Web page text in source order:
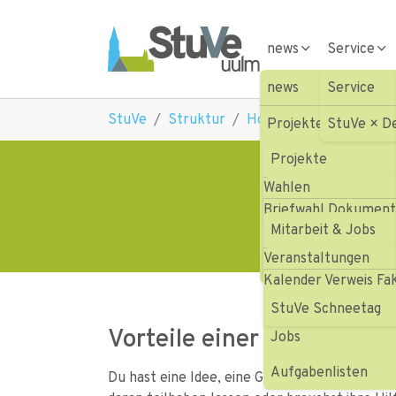
news
news
Projekte
Projekte
Aktionen HOFV III
Aktionen HOFV III
Vergangene
Wahlen
Wahlen
Briefwahl
Mitarbeit & Jobs
Mitarbeit & Jobs
Gremienvertretung
Projekte
Jobs
Aufgabenlisten
Veranstaltungen
Veranstaltungen
Kalender Verweis
StuVe Schneetag
Presse
Service
Service
StuVe ×
StuVe Struktur Hochschulgruppen
Vorteile einer
Du hast eine Idee, eine Gruppe, ein